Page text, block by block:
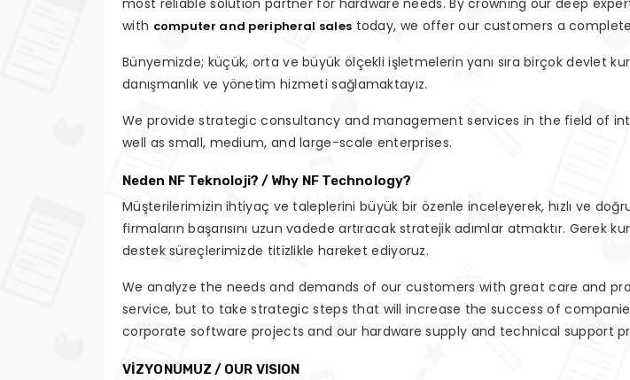
most reliable solution partner for hardware needs. By crowning our deep
with computer and peripheral sales today, we offer our customers a
Bünyemizde; küçük, orta ve büyük ölçekli işletmelerin yanı sıra birçok devlet
danışmanlık ve yönetim hizmeti sağlamaktayız.
We provide strategic consultancy and management services in the field of
well as small, medium, and large-scale enterprises.
Neden NF Teknoloji? / Why NF Technology?
Müşterilerimizin ihtiyaç ve taleplerini büyük bir özenle inceleyerek, hızlı ve
firmaların başarısını uzun vadede artıracak stratejik adımlar atmaktır. Gerek
destek süreçlerimizde titizlikle hareket ediyoruz.
We analyze the needs and demands of our customers with great care and
service, but to take strategic steps that will increase the success of
corporate software projects and our hardware supply and technical support
VİZYONUMUZ / OUR VISION